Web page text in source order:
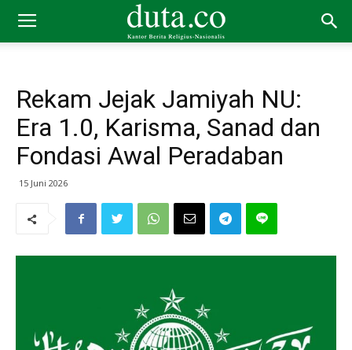
Rekam Jejak Jamiyah NU:
Era 1.0, Karisma, Sanad dan
Fondasi Awal Peradaban
15 Juni 2026